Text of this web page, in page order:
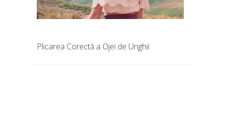
Plicarea Corectă a Ojei de Unghii